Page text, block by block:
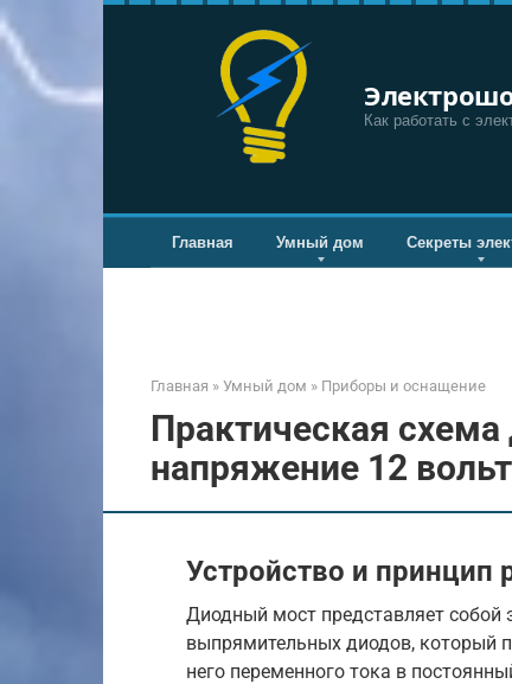
Перейти
к
контенту
Как работать с
Главная Умный дом Секреты
Главная » Умный дом » Приборы и оснащение
Практическая
напряжение 12 вольт
Устройство и принцип
Диодный мост представляет собой
выпрямительных диодов, который
него переменного тока в